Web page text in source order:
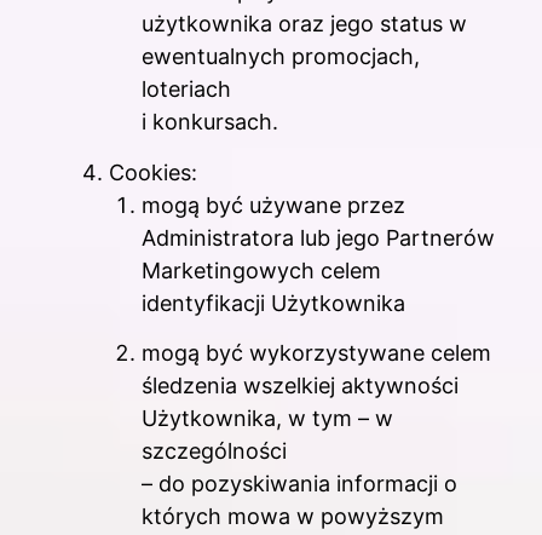
użytkownika oraz jego status w
ewentualnych promocjach,
loteriach
i konkursach.
Cookies:
mogą być używane przez
Administratora lub jego Partnerów
Marketingowych celem
identyfikacji Użytkownika
mogą być wykorzystywane celem
śledzenia wszelkiej aktywności
Użytkownika, w tym – w
szczególności
– do pozyskiwania informacji o
których mowa w powyższym